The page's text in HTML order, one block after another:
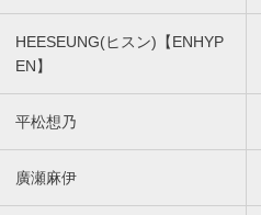
HEESEUNG(ヒスン)【ENHYP
EN】
平松想乃
廣瀬麻伊